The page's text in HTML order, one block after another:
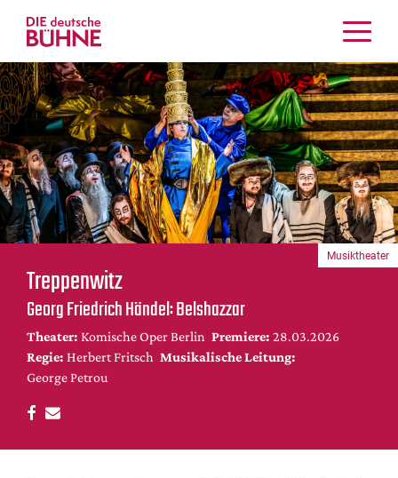
Kritiken
Schauspiel
Musiktheater
Tanz
Crossover
Bühnenwelt
Festivals & Veranstaltungen
Menschen & Theater
Themen
Internationales
Nachrufe
Medientipps
DdB-map
Kalender
Treppenwitz
Georg Friedrich Händel: Belshazzar
Theater: Komische Oper Berlin Premiere: 28.03.2026
Regie: Herbert Fritsch Musikalische Leitung:
Ge­orge Pe­trou
Musiktheater